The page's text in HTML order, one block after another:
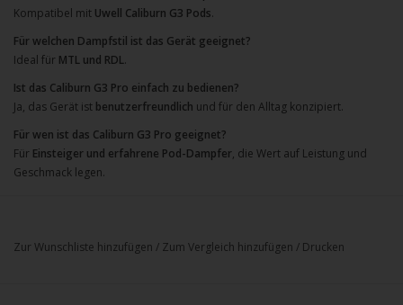
Kompatibel mit Uwell Caliburn G3 Pods.
Für welchen Dampfstil ist das Gerät geeignet?
Ideal für MTL und RDL.
Ist das Caliburn G3 Pro einfach zu bedienen?
Ja, das Gerät ist benutzerfreundlich und für den Alltag konzipiert.
Für wen ist das Caliburn G3 Pro geeignet?
Für Einsteiger und erfahrene Pod-Dampfer, die Wert auf Leistung und
Geschmack legen.
Zur Wunschliste hinzufügen / Zum Vergleich hinzufügen / Drucken